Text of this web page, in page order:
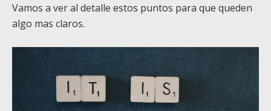
Vamos a ver al detalle estos puntos para que queden
algo mas claros.